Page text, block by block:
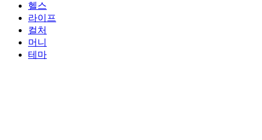
헬스
라이프
컬처
머니
테마